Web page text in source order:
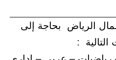
الرياض بحاجة إلى
: